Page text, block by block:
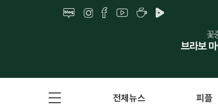
전체뉴스 피플